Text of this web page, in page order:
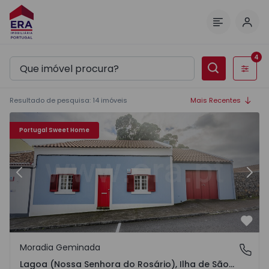
Filtros
4
Resultado de pesquisa: 14 imóveis Mais Recentes
Portugal Sweet Home
Anterior
Lagoa (Nossa Senhora do Rosário), Ilha de São Miguel
Moradia Geminada
Lagoa (Nossa Senhora do Rosário), Ilha de São Miguel